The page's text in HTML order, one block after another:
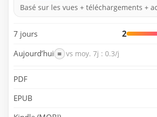
Basé sur les vues + téléchargements +
7 jours 2
Aujourd’hui = vs moy. 7j : 0.3/j
PDF
EPUB